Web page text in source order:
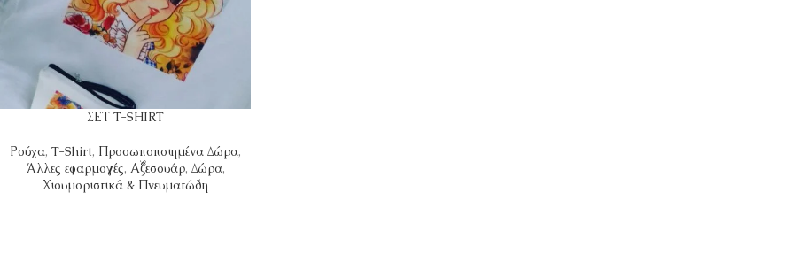
ΣΕΤ T-SHIRT
Ρούχα, T-Shirt, Προσωποποιημένα Δώρα,
Άλλες εφαρμογές, Αξεσουάρ, Δώρα,
Χιουμοριστικά & Πνευματώδη